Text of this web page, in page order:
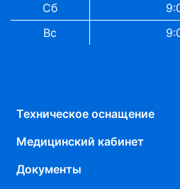
Сб
Вс
Техническое оснащение
Медицинский кабинет
Документы